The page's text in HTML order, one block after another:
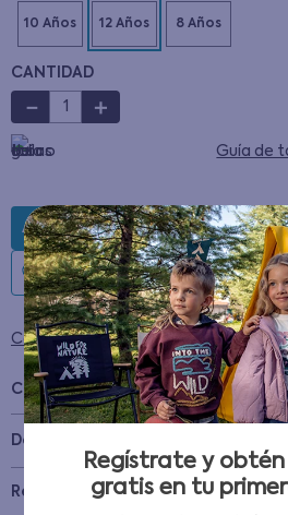
CANTIDAD
＋
－
Guía de
AGREGAR AL CARRITO
Condiciones para cambios y
Características
Detalles del Producto
Recomendaciones de cuidado
Regístrate y obtén
gratis en tu